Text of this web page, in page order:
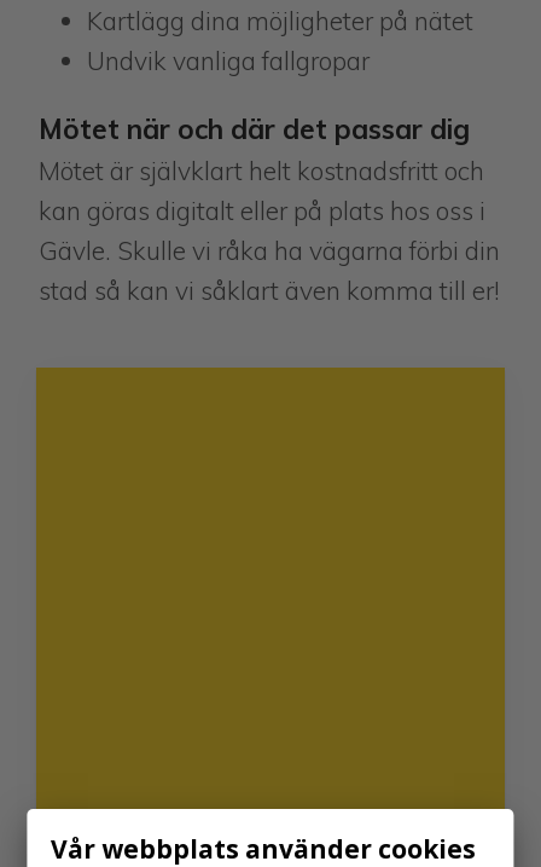
Vår webbplats använder cookies
Kartlägg dina möjligheter på nätet
Undvik vanliga fallgropar
Mötet när och där det passar dig
Mötet är självklart helt kostnadsfritt och
kan göras digitalt eller på plats hos oss i
Gävle. Skulle vi råka ha vägarna förbi din
stad så kan vi såklart även komma till er!